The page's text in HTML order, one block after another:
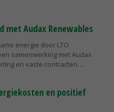
met Audax Renewables
energie door LTO
samenwerking met Audax
en vaste contracten.
en positief